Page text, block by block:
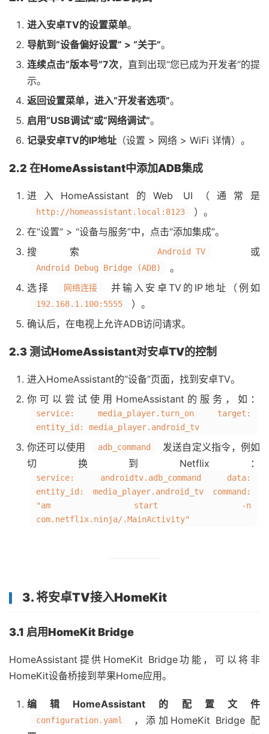
进入安卓TV的设置菜单。
导航到“设备偏好设置” > “关于”。
连续点击“版本号”7次，直到出现“您已成为开发者”的提
示。
返回设置菜单，进入“开发者选项”。
启用“USB调试”或“网络调试”。
记录安卓TV的IP地址 （设置 > 网络 > WiFi 详情）。
2.2 在HomeAssistant中添加ADB集成
进入HomeAssistant的Web UI（通常是
http://homeassistant.local:8123
）。
在“设置” > “设备与服务”中，点击“添加集成”。
搜索
Android TV 或
Android Debug Bridge (ADB)
。
选择
网络连接 并输入安卓TV的IP地址（例如
192.168.1.100:5555
）。
确认后，在电视上允许ADB访问请求。
2.3 测试HomeAssistant对安卓TV的控制
进入HomeAssistant的“设备”页面，找到安卓TV。
你可以尝试使用HomeAssistant的服务，如：
service: media_player.turn_on target:
entity_id: media_player.android_tv
你还可以使用 adb_command
发送自定义指令，例如
切换到Netflix：
service: androidtv.adb_command data:
entity_id: media_player.android_tv command:
"am start -n
com.netflix.ninja/.MainActivity"
3. 将安卓TV接入HomeKit
3.1 启用HomeKit Bridge
HomeAssistant提供HomeKit Bridge功能，可以将非
HomeKit设备桥接到苹果Home应用。
编辑HomeAssistant的配置文件
configuration.yaml
，添加HomeKit Bridge 配